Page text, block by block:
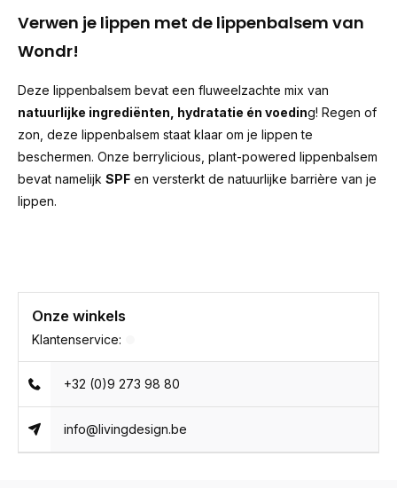
Verwen je lippen met de lippenbalsem van
Wondr!
Deze lippenbalsem bevat een fluweelzachte mix van
natuurlijke ingrediënten, hydratatie én voeding! Regen of
zon, deze lippenbalsem staat klaar om je lippen te
beschermen. Onze berrylicious, plant-powered lippenbalsem
bevat namelijk SPF en versterkt de natuurlijke barrière van je
lippen.
Onze winkels
Klantenservice:
+32 (0)9 273 98 80
info@livingdesign.be